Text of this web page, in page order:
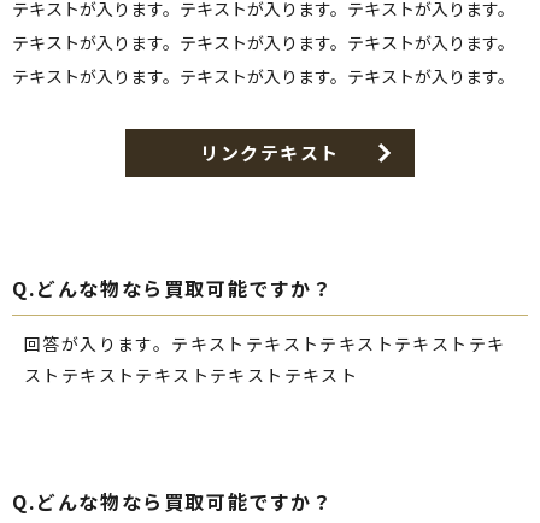
テキストが入ります。テキストが入ります。テキストが入ります。
テキストが入ります。テキストが入ります。テキストが入ります。
テキストが入ります。テキストが入ります。テキストが入ります。
リンクテキスト
どんな物なら買取可能ですか？
回答が入ります。テキストテキストテキストテキストテキ
ストテキストテキストテキストテキスト
どんな物なら買取可能ですか？